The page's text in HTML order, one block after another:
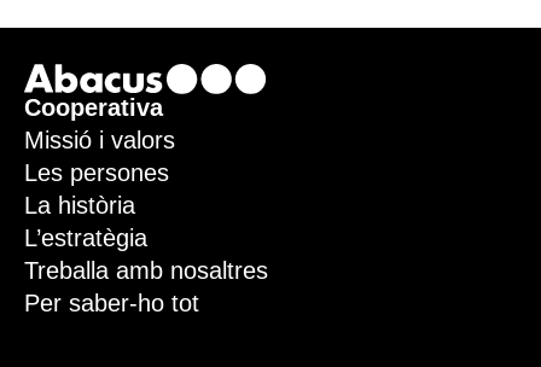
Footer
Cooperativa
Missió i valors
Les persones
La història
L’estratègia
Treballa amb nosaltres
Per saber-ho tot